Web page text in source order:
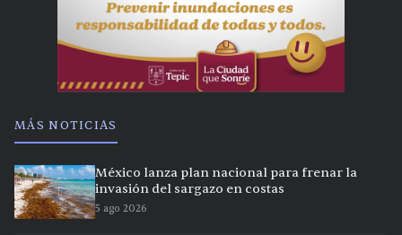
MÁS NOTICIAS
México lanza plan nacional para frenar la
invasión del sargazo en costas
5 ago 2026